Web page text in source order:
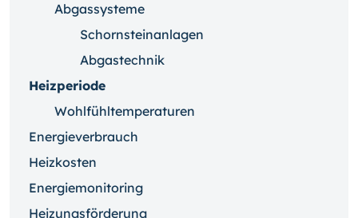
Abgassysteme
Schornsteinanlagen
Abgastechnik
Heizperiode
Wohlfühltemperaturen
Energieverbrauch
Heizkosten
Energiemonitoring
Heizungsförderung